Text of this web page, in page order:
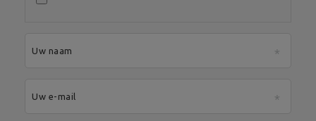
Uw naam
Uw e-mail